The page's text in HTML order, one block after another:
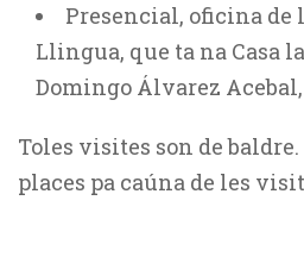
Presencial, oficina de
Llingua, que ta na Casa
Domingo Álvarez
Toles visites son de
places pa caúna de les